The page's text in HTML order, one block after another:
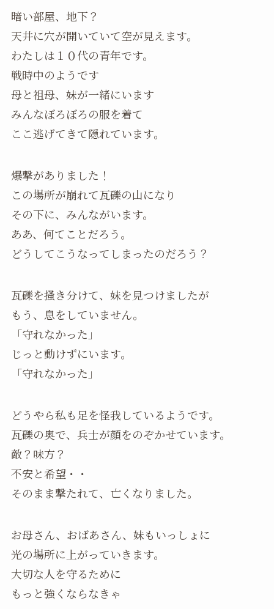
暗い部屋、地下？
天井に穴が開いていて空が見えます。
わたしは１０代の青年です。
戦時中のようです
母と祖母、妹が一緒にいます
みんなぼろぼろの服を着て
ここ逃げてきて隠れています。
爆撃がありました！
この場所が崩れて瓦礫の山になり
その下に、みんながいます。
ああ、何てことだろう。
どうしてこうなってしまったのだろう？
瓦礫を掻き分けて、妹を見つけましたが
もう、息をしていません。
「守れなかった」
じっと動けずにいます。
「守れなかった」
どうやら私も足を怪我しているようです。
瓦礫の奥で、兵士が顔をのぞかせています。
敵？味方？
不安と希望・・
そのまま撃たれて、亡くなりました。
お母さん、おばあさん、妹もいっしょに
光の場所に上がっていきます。
大切な人を守るために
もっと強くならなきゃ